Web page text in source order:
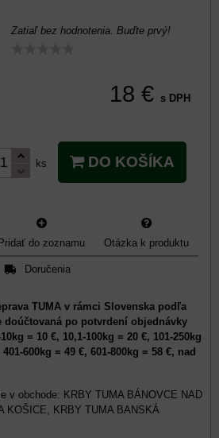
Zatiaľ bez hodnotenia. Buďte prvý!
18 € s DPH
ks DO KOŠÍKA
Pridať do zoznamu Otázka k produktu
Doručenia
TUMA v rámci Slovenska podľa
po potvrdení objednávky
= 10 €, 10,1-100kg = 20 €, 101-250kg
600kg = 49 €, 601-800kg = 58 €, nad
KRBY TUMA BÁNOVCE NAD
KOŠICE, KRBY TUMA BANSKÁ